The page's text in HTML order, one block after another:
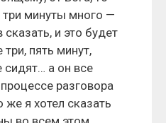
минуты много —
и это будет
пять минут,
сидят… а он все
разговора
же я хотел сказать